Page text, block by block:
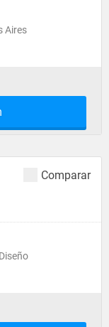
Aires
Comparar